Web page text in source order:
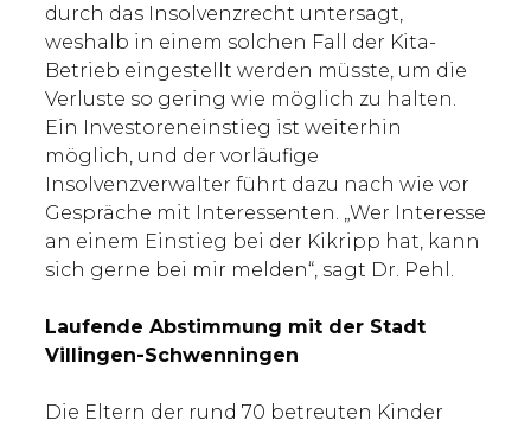
durch das Insolvenzrecht untersagt,
weshalb in einem solchen Fall der Kita-
Betrieb eingestellt werden müsste, um die
Verluste so gering wie möglich zu halten.
Ein Investoreneinstieg ist weiterhin
möglich, und der vorläufige
Insolvenzverwalter führt dazu nach wie vor
Gespräche mit Interessenten. „Wer Interesse
an einem Einstieg bei der Kikripp hat, kann
sich gerne bei mir melden“, sagt Dr. Pehl.
Laufende Abstimmung mit der Stadt
Villingen-Schwenningen
Die Eltern der rund 70 betreuten Kinder